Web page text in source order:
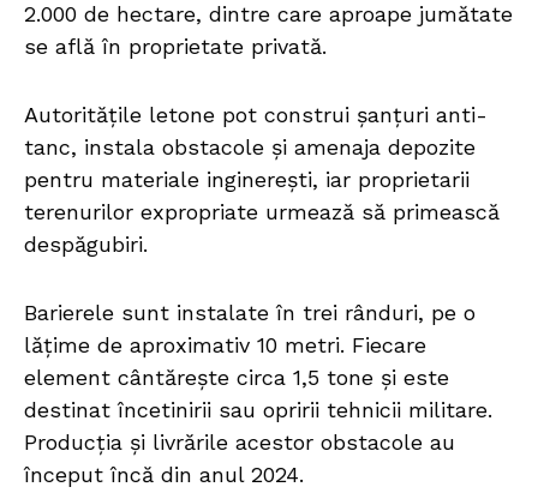
2.000 de hectare, dintre care aproape jumătate
se află în proprietate privată.
Autoritățile letone pot construi șanțuri anti-
tanc, instala obstacole și amenaja depozite
pentru materiale inginerești, iar proprietarii
terenurilor expropriate urmează să primească
despăgubiri.
Barierele sunt instalate în trei rânduri, pe o
lățime de aproximativ 10 metri. Fiecare
element cântărește circa 1,5 tone și este
destinat încetinirii sau opririi tehnicii militare.
Producția și livrările acestor obstacole au
început încă din anul 2024.